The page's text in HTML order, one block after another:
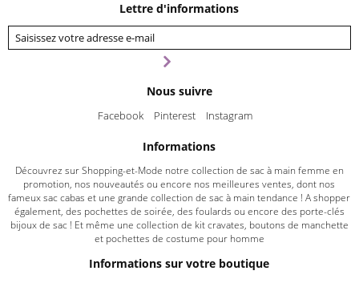
Lettre d'informations
Nous suivre
Facebook Pinterest Instagram
Informations
Découvrez sur Shopping-et-Mode notre collection de sac à main femme en
promotion, nos nouveautés ou encore nos meilleures ventes, dont nos
fameux sac cabas et une grande collection de sac à main tendance ! A shopper
également, des pochettes de soirée, des foulards ou encore des porte-clés
bijoux de sac ! Et même une collection de kit cravates, boutons de manchette
et pochettes de costume pour homme
Informations sur votre boutique